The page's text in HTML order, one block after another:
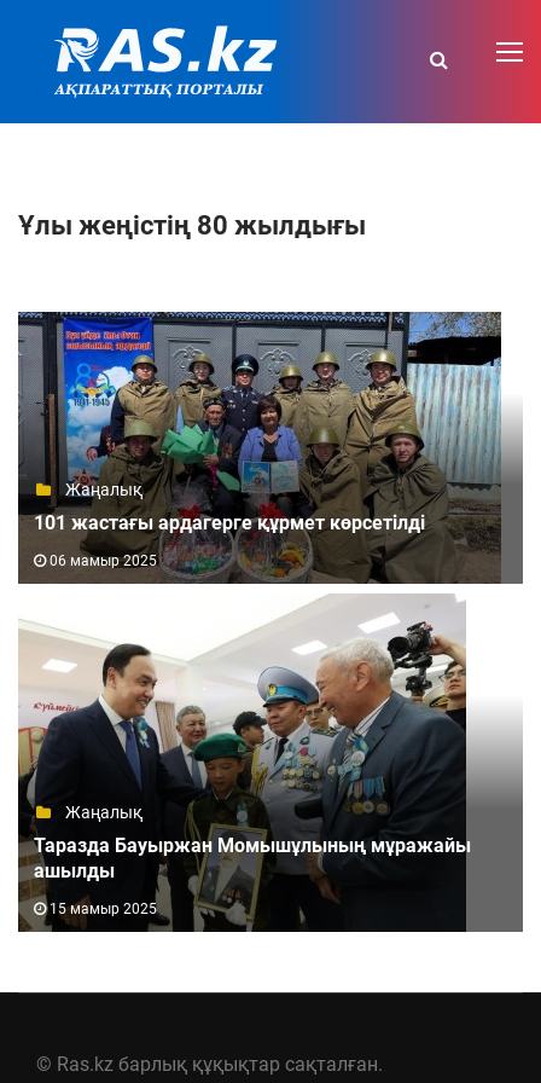
Ұлы жеңістің 80 жылдығы
Жаңалық
101 жастағы ардагерге құрмет көрсетілді
06 мамыр 2025
Жаңалық
Таразда Бауыржан Момышұлының мұражайы
ашылды
15 мамыр 2025
© Ras.kz барлық құқықтар сақталған.